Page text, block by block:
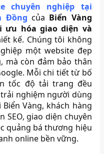
chuyên nghiệp tại
Đồng của Biển Vàng
ưu hóa giao diện và
kế. Chúng tôi không
một website đẹp
mà còn đảm bảo thân
Mỗi chi tiết từ bố
tốc độ tải trang đều
nghiệm người dùng
Vàng, khách hàng
SEO, giao diện chuyên
quảng bá thương hiệu
online bền vững.